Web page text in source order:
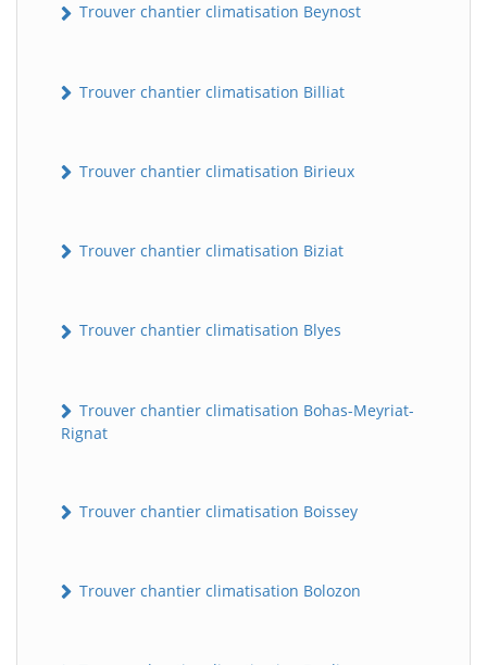
Trouver chantier climatisation Beynost
Trouver chantier climatisation Billiat
Trouver chantier climatisation Birieux
Trouver chantier climatisation Biziat
Trouver chantier climatisation Blyes
Trouver chantier climatisation Bohas-Meyriat-
Rignat
Trouver chantier climatisation Boissey
Trouver chantier climatisation Bolozon